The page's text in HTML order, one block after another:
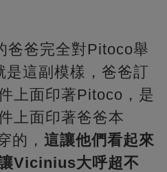
爸爸完全對Pitoco舉
是這副模樣，爸爸訂
上面印著Pitoco，是
上面印著爸爸本
的， 這讓他們看起來
Vicinius大呼超不